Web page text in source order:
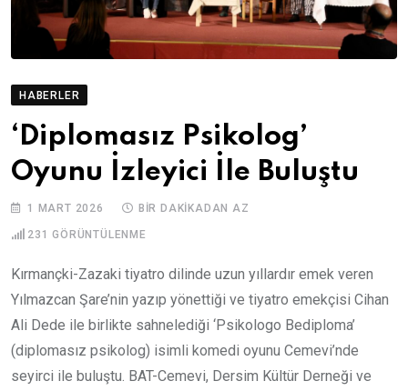
HABERLER
‘Diplomasız Psikolog’
Oyunu İzleyici İle Buluştu
1 MART 2026 BIR DAKIKADAN AZ
231 GÖRÜNTÜLENME
Kırmançki-Zazaki tiyatro dilinde uzun yıllardır emek veren
Yılmazcan Şare’nin yazıp yönettiği ve tiyatro emekçisi Cihan
Ali Dede ile birlikte sahnelediği ‘Psikologo Bediploma’
(diplomasız psikolog) isimli komedi oyunu Cemevi’nde
seyirci ile buluştu. BAT-Cemevi, Dersim Kültür Derneği ve